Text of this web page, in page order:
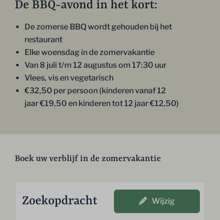
De BBQ-avond in het kort:
De zomerse BBQ wordt gehouden bij het
restaurant
Elke woensdag in de zomervakantie
Van 8 juli t/m 12 augustus om 17:30 uur
Vlees, vis en vegetarisch
€32,50 per persoon (kinderen vanaf 12
jaar €19,50 en kinderen tot 12 jaar €12,50)
Boek uw verblijf in de zomervakantie
Zoekopdracht Wijzig